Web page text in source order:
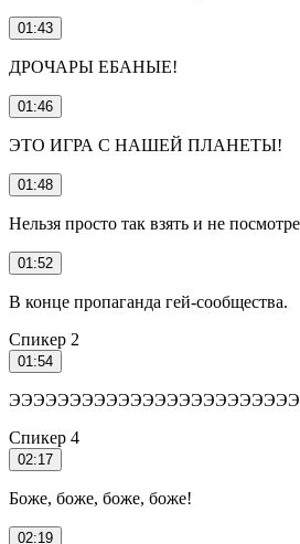
01:43
ДРОЧАРЫ ЕБАНЫЕ!
01:46
ЭТО ИГРА С НАШЕЙ ПЛАНЕТЫ!
01:48
Нельзя просто так взять и не
01:52
В конце пропаганда гей-сообщества.
Спикер 2
01:54
Спикер 4
02:17
Боже, боже, боже, боже!
02:19